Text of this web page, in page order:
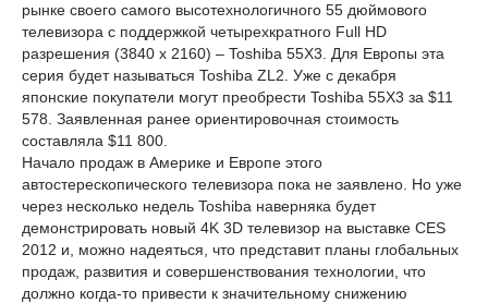
рынке своего самого высотехнологичного 55 дюймового
телевизора с поддержкой четырехкратного Full HD
разрешения (3840 x 2160) – Toshiba 55X3. Для Европы эта
серия будет называться Toshiba ZL2. Уже с декабря
японские покупатели могут преобрести Toshiba 55X3 за $11
578. Заявленная ранее ориентировочная стоимость
составляла $11 800.
Начало продаж в Америке и Европе этого
автостерескопического телевизора пока не заявлено. Но уже
через несколько недель Toshiba наверняка будет
демонстрировать новый 4K 3D телевизор на выставке CES
2012 и, можно надеяться, что представит планы глобальных
продаж, развития и совершенствования технологии, что
должно когда-то привести к значительному снижению